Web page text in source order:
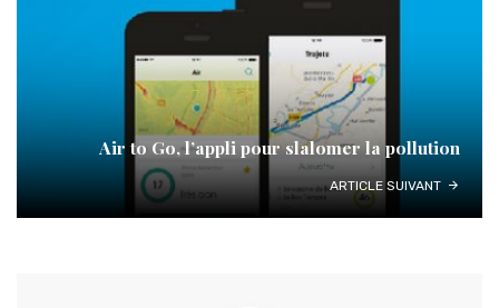
Air to Go, l’appli pour slalomer la pollution
ARTICLE SUIVANT